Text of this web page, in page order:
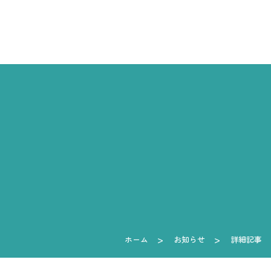
ホーム お知らせ 詳細記事